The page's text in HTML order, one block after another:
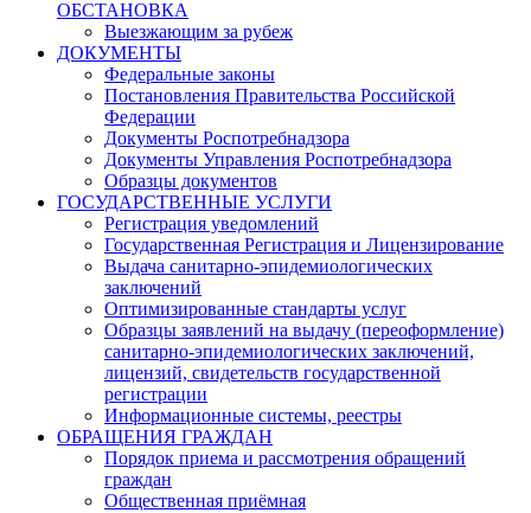
ОБСТАНОВКА
Выезжающим за рубеж
ДОКУМЕНТЫ
Федеральные законы
Постановления Правительства Российской
Федерации
Документы Роспотребнадзора
Документы Управления Роспотребнадзора
Образцы документов
ГОСУДАРСТВЕННЫЕ УСЛУГИ
Регистрация уведомлений
Государственная Регистрация и Лицензирование
Выдача санитарно-эпидемиологических
заключений
Оптимизированные стандарты услуг
Образцы заявлений на выдачу (переоформление)
санитарно-эпидемиологических заключений,
лицензий, свидетельств государственной
регистрации
Информационные системы, реестры
ОБРАЩЕНИЯ ГРАЖДАН
Порядок приема и рассмотрения обращений
граждан
Общественная приёмная